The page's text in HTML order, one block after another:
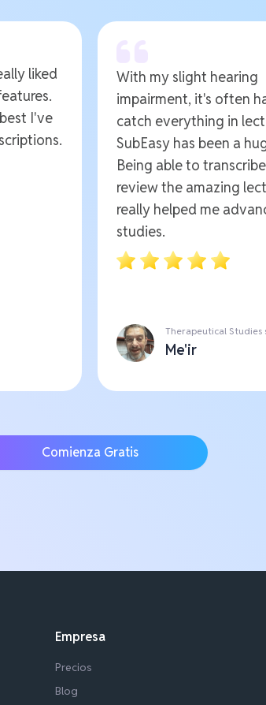
liked
I've
With my slight hearing
impairment, it's often
catch everything in
SubEasy has been a
Being able to
review the amazing
really helped me
studies.
Therapeutical Studies
Me'ir
Comienza Gratis
Empresa
Precios
Blog